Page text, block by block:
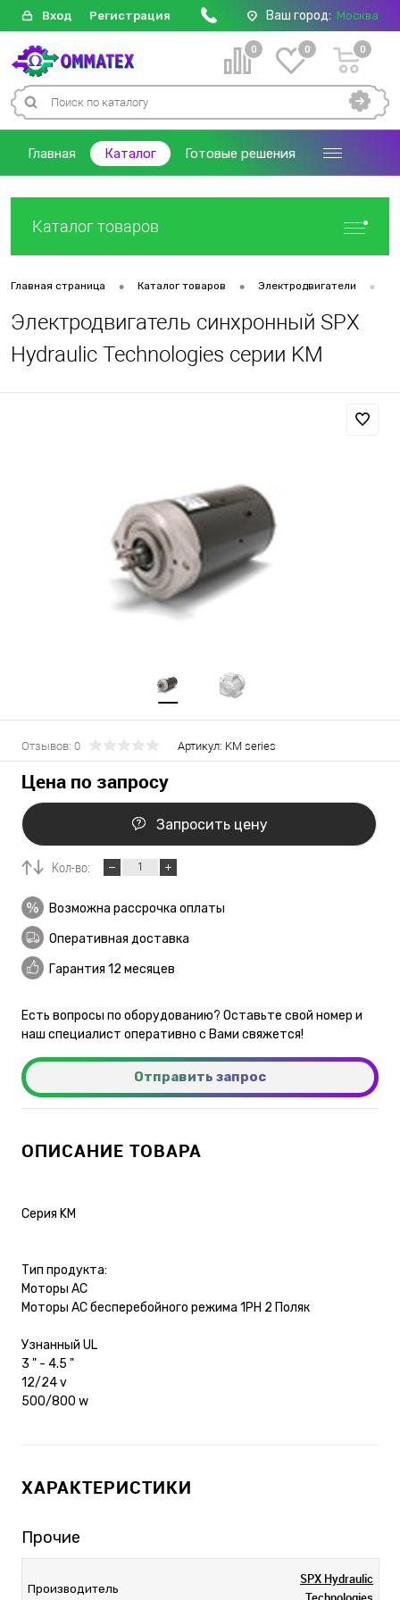
Вход Регистрация Ваш город: Москва
0 0 0
Главная Каталог Готовые решения
Каталог товаров
Главная страница • Каталог товаров • Электродвигатели •
Электродвигатель синхронный SPX
Hydraulic Technologies серии KM
Отзывов: 0 Артикул: KM series
Цена по запросу
Запросить цену
Кол-во:
Возможна рассрочка оплаты
Оперативная доставка
Гарантия 12 месяцев
Есть вопросы по оборудованию? Оставьте свой номер и
наш специалист оперативно с Вами свяжется!
Отправить запрос
ОПИСАНИЕ ТОВАРА
Серия KM
Тип продукта:
Моторы AC
Моторы AC бесперебойного режима 1PH 2 Поляк
Узнанный UL
3 " - 4.5 "
12/24 v
500/800 w
ХАРАКТЕРИСТИКИ
Прочие
Производитель
SPX Hydraulic